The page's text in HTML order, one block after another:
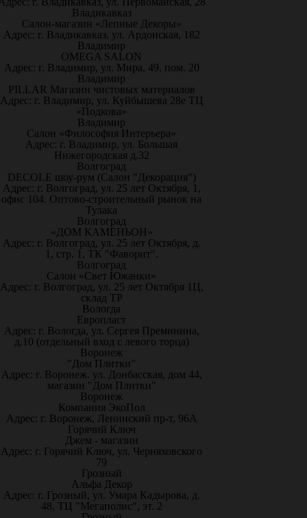
Владикавказ
Салон-магазин «Лепные Декоры»
Адрес: г. Владикавказ, ул. Ардонская, 182
Владимир
OMEGA SALON
Адрес: г. Владимир, ул. Мира, 49, пом. 20
Владимир
PILLAR Магазин чистовых материалов
Адрес: г. Владимир, ул. Куйбышева 28е ТЦ
«Подкова»
Владимир
Салон «Философия Интерьера»
Адрес: г. Владимир, ул. Большая
Нижегородская д.32
Волгоград
DECOLE шоу-рум (Салон "Декорация")
Адрес: г. Волгоград, ул. 25 лет Октября, 1,
офис 104. Оптово-строительный рынок на
Тулака
Волгоград
«ДОМ КАМЕНЬОН»
Адрес: г. Волгоград, ул. 25 лет Октября, д.
1, стр. 1, ТК "Фаворит".
Волгоград
Салон «Свет Южанки»
Адрес: г. Волгоград, ул. 25 лет Октября 1Ц,
склад ТР
Вологда
Европласт
Адрес: г. Вологда, ул. Сергея Преминина,
д.10 (отдельный вход с левого торца)
Воронеж
"Дом Плитки"
Адрес: г. Воронеж. ул. Донбасская, дом 44,
магазин "Дом Плитки"
Воронеж
Компания ЭкоПол
Адрес: г. Воронеж, Ленинский пр-т, 96А
Горячий Ключ
Джем - магазин
Адрес: г. Горячий Ключ, ул. Черняховского
79
Грозный
Альфа Декор
Адрес: г. Грозный, ул. Умара Кадырова, д.
48, ТЦ "Мегаполис", эт. 2